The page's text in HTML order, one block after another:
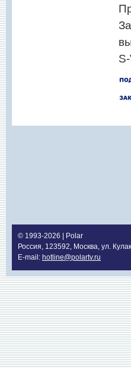
© 1993-2026 | Polar
Россия, 123592, Москва, ул.
E-mail: hotline@polartv.ru